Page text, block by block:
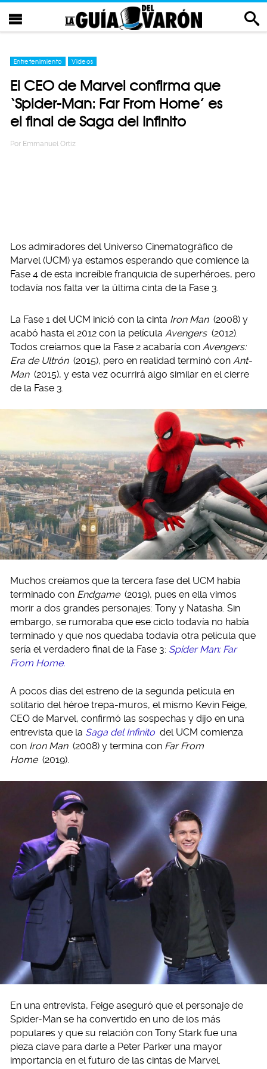
Entretenimiento Videos
El CEO de Marvel confirma que
‘Spider-Man: Far From Home’ es
el final de Saga del Infinito
Por Emmanuel Ortiz
Los admiradores del Universo Cinematográfico de
Marvel (UCM) ya estamos esperando que comience la
Fase 4 de esta increíble franquicia de superhéroes, pero
todavía nos falta ver la última cinta de la Fase 3.
La Fase 1 del UCM inició con la cinta Iron Man (2008) y
acabó hasta el 2012 con la película Avengers (2012).
Todos creíamos que la Fase 2 acabaría con Avengers:
Era de Ultrón (2015), pero en realidad terminó con Ant-
Man (2015), y esta vez ocurrirá algo similar en el cierre
de la Fase 3.
Muchos creíamos que la tercera fase del UCM había
terminado con Endgame (2019), pues en ella vimos
morir a dos grandes personajes: Tony y Natasha. Sin
embargo, se rumoraba que ese ciclo todavía no había
terminado y que nos quedaba todavía otra película que
sería el verdadero final de la Fase 3: Spider Man: Far
From Home.
A pocos días del estreno de la segunda película en
solitario del héroe trepa-muros, el mismo Kevin Feige,
CEO de Marvel, confirmó las sospechas y dijo en una
entrevista que la Saga del Infinito del UCM comienza
con Iron Man (2008) y termina con Far From
Home (2019).
En una entrevista, Feige aseguró que el personaje de
Spider-Man se ha convertido en uno de los más
populares y que su relación con Tony Stark fue una
pieza clave para darle a Peter Parker una mayor
importancia en el futuro de las cintas de Marvel.